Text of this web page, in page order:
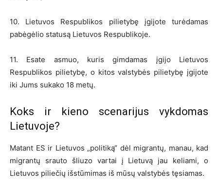
10. Lietuvos Respublikos pilietybę įgijote turėdamas
pabėgėlio statusą Lietuvos Respublikoje.
11. Esate asmuo, kuris gimdamas įgijo Lietuvos
Respublikos pilietybę, o kitos valstybės pilietybę įgijote
iki Jums sukako 18 metų.
Koks ir kieno scenarijus vykdomas
Lietuvoje?
Matant ES ir Lietuvos „politiką“ dėl migrantų, manau, kad
migrantų srauto šliuzo vartai į Lietuvą jau keliami, o
Lietuvos piliečių išstūmimas iš mūsų valstybės tęsiamas.